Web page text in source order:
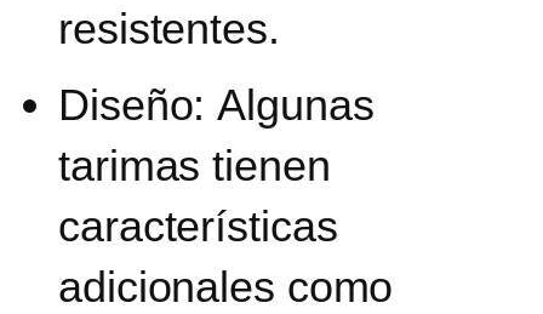
resistentes.
Diseño:Algunas
tarimas tienen
características
adicionales como